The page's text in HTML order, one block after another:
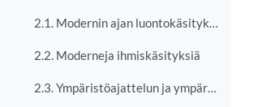
2.1. Modernin ajan luontokäsityksiä
2.2. Moderneja ihmiskäsityksiä
2.3. Ympäristöajattelun ja ympäristön arvottamisen muutoksia